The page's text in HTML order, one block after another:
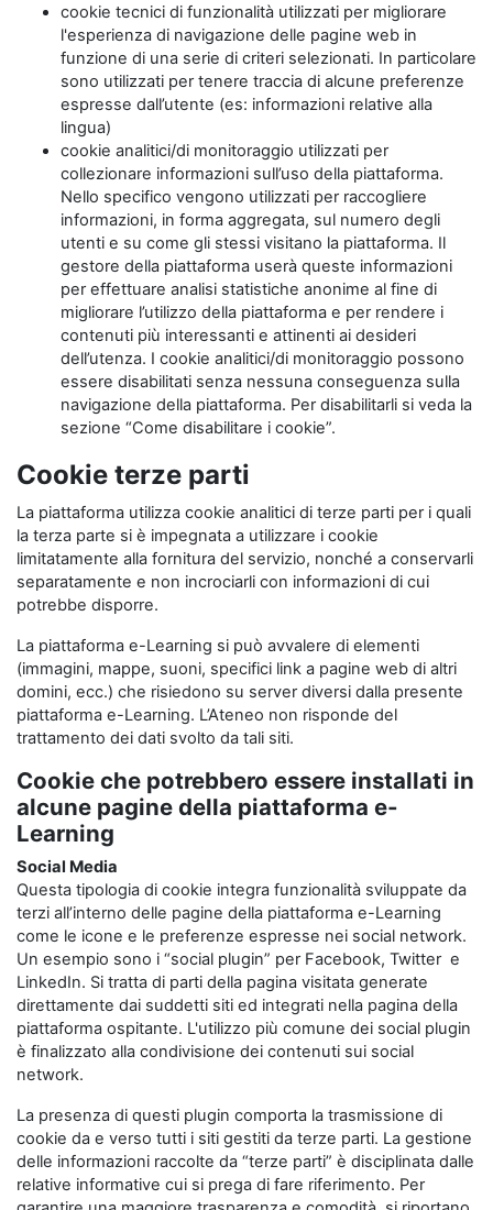
cookie tecnici di funzionalità utilizzati per migliorare
l'esperienza di navigazione delle pagine web in
funzione di una serie di criteri selezionati. In particolare
sono utilizzati per tenere traccia di alcune preferenze
espresse dall’utente (es: informazioni relative alla
lingua)
cookie analitici/di monitoraggio utilizzati per
collezionare informazioni sull’uso della piattaforma.
Nello specifico vengono utilizzati per raccogliere
informazioni, in forma aggregata, sul numero degli
utenti e su come gli stessi visitano la piattaforma. Il
gestore della piattaforma userà queste informazioni
per effettuare analisi statistiche anonime al fine di
migliorare l’utilizzo della piattaforma e per rendere i
contenuti più interessanti e attinenti ai desideri
dell’utenza. I cookie analitici/di monitoraggio possono
essere disabilitati senza nessuna conseguenza sulla
navigazione della piattaforma. Per disabilitarli si veda la
sezione “Come disabilitare i cookie”.
Cookie terze parti
La piattaforma utilizza cookie analitici di terze parti per i quali
la terza parte si è impegnata a utilizzare i cookie
limitatamente alla fornitura del servizio, nonché a conservarli
separatamente e non incrociarli con informazioni di cui
potrebbe disporre.
La piattaforma e-Learning si può avvalere di elementi
(immagini, mappe, suoni, specifici link a pagine web di altri
domini, ecc.) che risiedono su server diversi dalla presente
piattaforma e-Learning. L’Ateneo non risponde del
trattamento dei dati svolto da tali siti.
Cookie che potrebbero essere installati in
alcune pagine della piattaforma e-
Learning
Social Media
Questa tipologia di cookie integra funzionalità sviluppate da
terzi all’interno delle pagine della piattaforma e-Learning
come le icone e le preferenze espresse nei social network.
Un esempio sono i “social plugin” per Facebook, Twitter e
LinkedIn. Si tratta di parti della pagina visitata generate
direttamente dai suddetti siti ed integrati nella pagina della
piattaforma ospitante. L'utilizzo più comune dei social plugin
è finalizzato alla condivisione dei contenuti sui social
network.
La presenza di questi plugin comporta la trasmissione di
cookie da e verso tutti i siti gestiti da terze parti. La gestione
delle informazioni raccolte da “terze parti” è disciplinata dalle
relative informative cui si prega di fare riferimento. Per